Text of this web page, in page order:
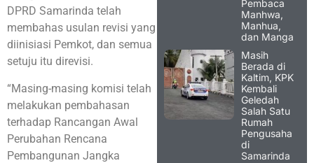
DPRD Samarinda telah
membahas usulan revisi yang
diinisiasi Pemkot, dan semua
setuju itu direvisi.
“Masing-masing komisi telah
melakukan pembahasan
terhadap Rancangan Awal
Perubahan Rencana
Pembangunan Jangka
Pembaca
Manhwa,
Manhua,
dan Manga
Masih
Berada di
Kaltim, KPK
Kembali
Geledah
Salah Satu
Rumah
Pengusaha
di
Samarinda